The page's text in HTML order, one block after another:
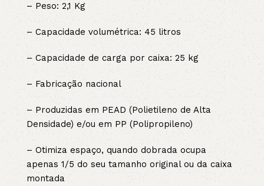
– Peso: 2,1 Kg
– Capacidade volumétrica: 45 litros
– Capacidade de carga por caixa: 25 kg
– Fabricação nacional
– Produzidas em PEAD (Polietileno de Alta
Densidade) e/ou em PP (Polipropileno)
– Otimiza espaço, quando dobrada ocupa
apenas 1/5 do seu tamanho original ou da caixa
montada